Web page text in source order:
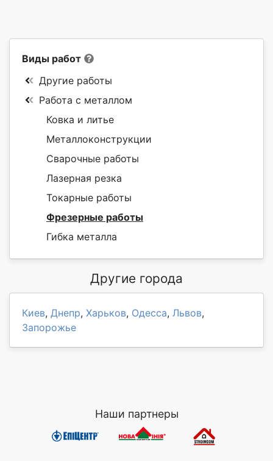
Виды работ
Другие работы
Работа с металлом
Ковка и литье
Металлоконструкции
Сварочные работы
Лазерная резка
Токарные работы
Фрезерные работы
Гибка металла
Другие города
Киев, Днепр, Харьков, Одесса, Львов,
Запорожье
Наши партнеры